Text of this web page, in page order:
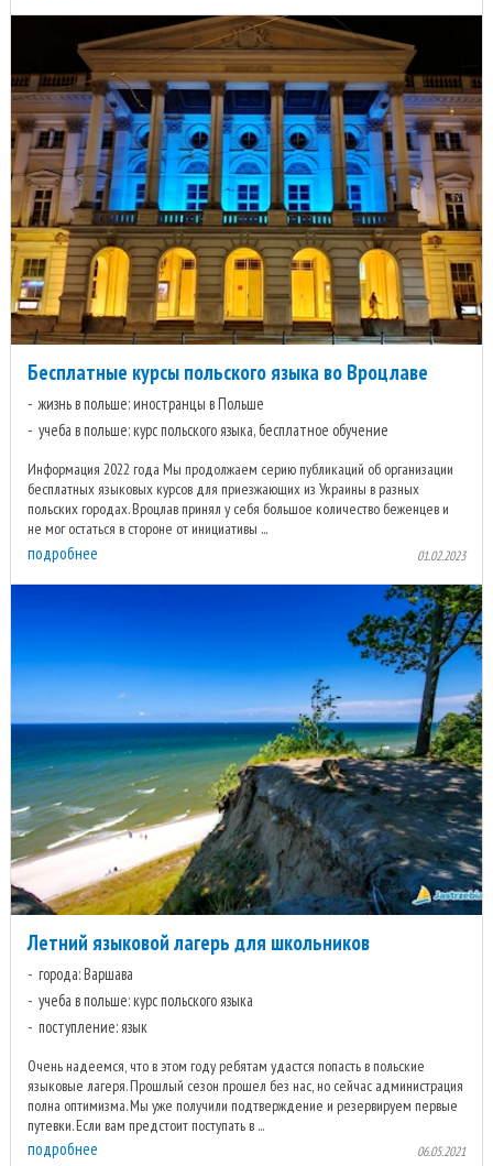
Бесплатные курсы польского языка во Вроцлаве
жизнь в польше: иностранцы в Польше
учеба в польше: курс польского языка, бесплатное обучение
Информация 2022 года Мы продолжаем серию публикаций об организации
бесплатных языковых курсов для приезжающих из Украины в разных
польских городах. Вроцлав принял у себя большое количество беженцев и
не мог остаться в стороне от инициативы ...
подробнее 01.02.2023
Летний языковой лагерь для школьников
города: Варшава
учеба в польше: курс польского языка
поступление: язык
Очень надеемся, что в этом году ребятам удастся попасть в польские
языковые лагеря. Прошлый сезон прошел без нас, но сейчас администрация
полна оптимизма. Мы уже получили подтверждение и резервируем первые
путевки. Если вам предстоит поступать в ...
подробнее 06.05.2021